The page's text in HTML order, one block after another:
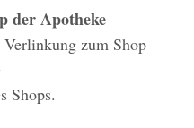
der Apotheke
zum Shop
Shops.